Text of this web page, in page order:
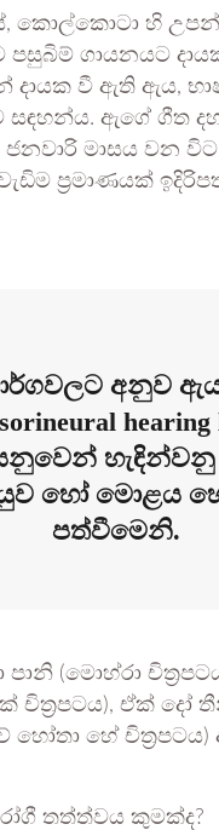
කොල්කොටා හි
පසුබිම් ගායනයට
දායක වී ඇති ඇය,
සඳහන්ය. ඇගේ ගීත
මාසය වන
ප්‍රමාණයක්
අනුව
යනුවෙන්
හෝ මොළය
පත්වීමෙනි.
(මොහ්රා
ඒක් දෝ
හෝතා හේ
තත්ත්වය කුමක්ද?